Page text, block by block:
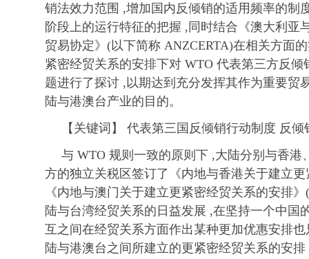
销法效力范围 ,增加国内反倾销的适用频率的制
阶段上的运行特征的把握 ,同时结合《澳大利亚
贸易协定》(以下简称 ANZCERTA)在相关方面
紧密经贸关系的安排下对 WTO 代表第三方反
题进行了探讨 ,以期达到充分发挥其作为重要贸
陆与港澳台产业的目的。
【关键词】 代表第三国反倾销行动制度 反
与 WTO 规则一致的原则下 ,大陆分别与香港
方的独立关税区签订了《内地与香港关于建立
《内地与澳门关于建立更紧密经贸关系的安排
陆与台湾经贸关系的日益发展 ,在坚持一个中国
互之间在经贸关系方面作出某种更加优惠安排
陆与港澳台之间所建立的更紧密经贸关系的安